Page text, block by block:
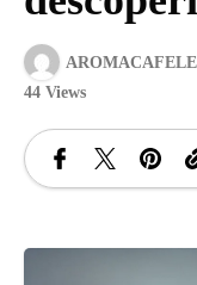
44 Views